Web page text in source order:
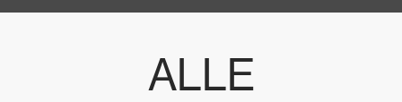
ALLE